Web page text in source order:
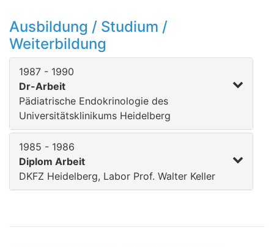
Ausbildung / Studium /
Weiterbildung
1987 - 1990
Dr-Arbeit
Pädiatrische Endokrinologie des
Universitätsklinikums Heidelberg
1985 - 1986
Diplom Arbeit
DKFZ Heidelberg, Labor Prof. Walter Keller